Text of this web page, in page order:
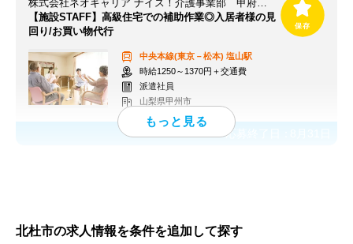
株式会社ネオキャリア ナイス！介護事業部 甲府支店／KOF
【施設STAFF】高級住宅での補助作業◎入居者様の見
回り/お買い物代行
中央本線(東京－松本) 塩山駅
時給1250～1370円＋交通費
派遣社員
山梨県甲州市
応募終了日：
北杜市の求人情報を条件を追加して探す